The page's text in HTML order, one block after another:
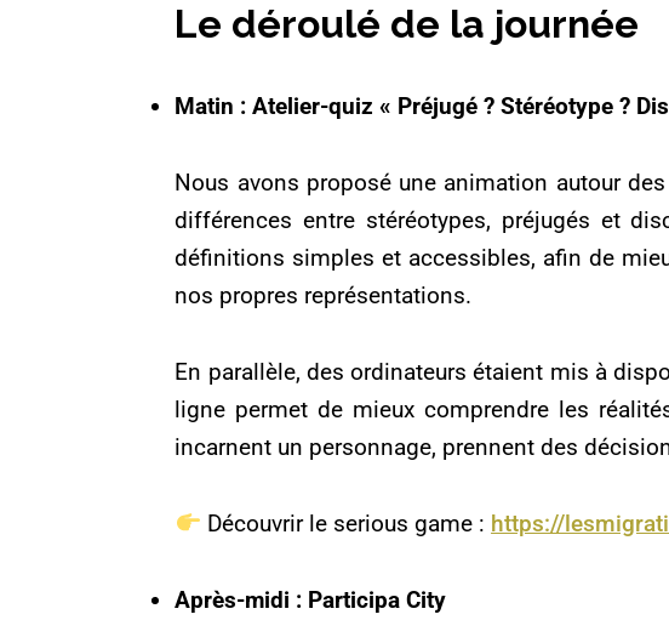
Le déroulé de la journée
Matin : Atelier-quiz « Préjugé ? Stéréotype ?
Nous avons proposé une animation autour
différences entre stéréotypes, préjugés et
définitions simples et accessibles, afin de
nos propres représentations.
En parallèle, des ordinateurs étaient mis à
ligne permet de mieux comprendre les
incarnent un personnage, prennent des
Découvrir le serious game : https://
Après-midi : Participa City